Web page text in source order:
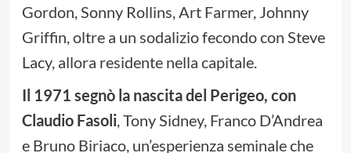
Gordon, Sonny Rollins, Art Farmer, Johnny
Griffin, oltre a un sodalizio fecondo con Steve
Lacy, allora residente nella capitale.
Il 1971 segnò la nascita del Perigeo, con
Claudio Fasoli, Tony Sidney, Franco D’Andrea
e Bruno Biriaco, un’esperienza seminale che